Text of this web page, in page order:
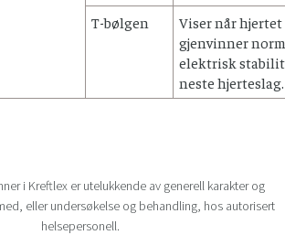
T-bølgen
Viser når hjertet
gjenvinner
elektrisk
neste hjerteslag.
i Kreftlex er utelukkende av generell karakter og
eller undersøkelse og behandling, hos autorisert
helsepersonell.